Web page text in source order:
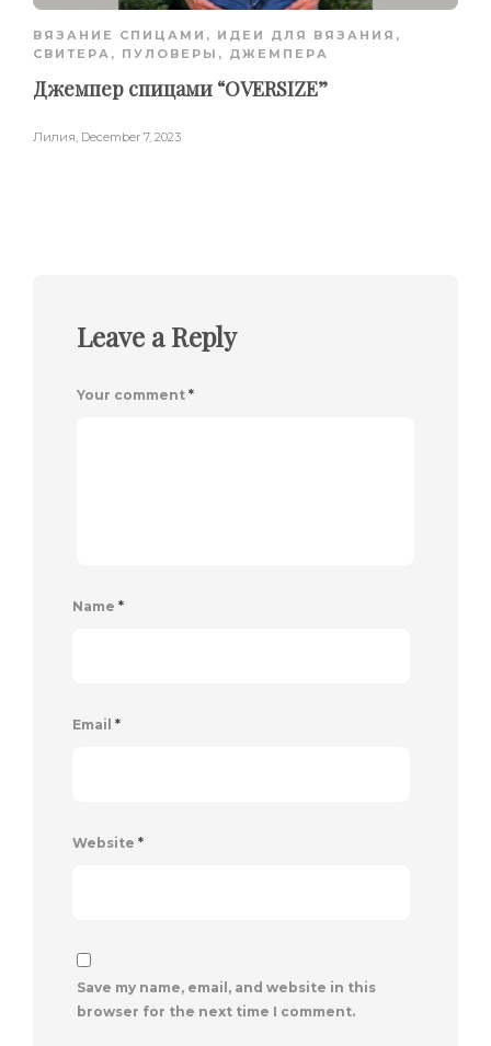
ВЯЗАНИЕ СПИЦАМИ , ИДЕИ ДЛЯ ВЯЗАНИЯ ,
СВИТЕРА, ПУЛОВЕРЫ, ДЖЕМПЕРА
Джемпер спицами “OVERSIZE”
Лилия, December 7, 2023
Leave a Reply
Your comment *
Name *
Email *
Website *
Save my name, email, and website in this
browser for the next time I comment.